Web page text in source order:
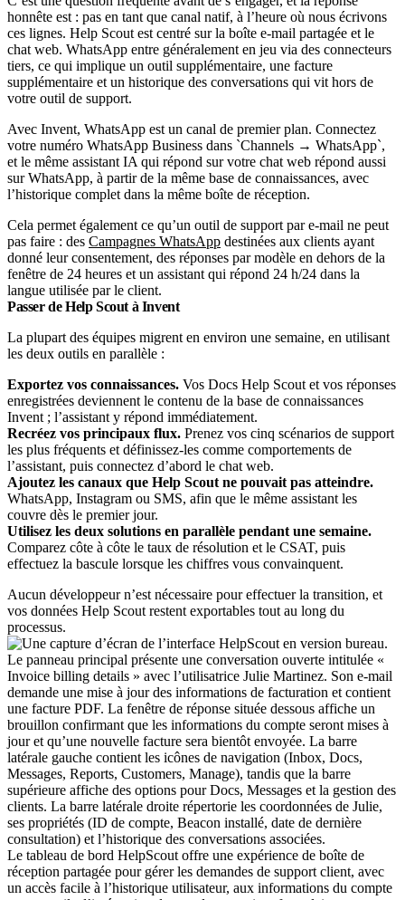
honnête est : pas en tant que canal natif, à l’heure où nous écrivons
ces lignes. Help Scout est centré sur la boîte e-mail partagée et le
chat web. WhatsApp entre généralement en jeu via des connecteurs
tiers, ce qui implique un outil supplémentaire, une facture
supplémentaire et un historique des conversations qui vit hors de
votre outil de support.
Avec Invent, WhatsApp est un canal de premier plan. Connectez
votre numéro WhatsApp Business dans `Channels → WhatsApp`,
et le même assistant IA qui répond sur votre chat web répond aussi
sur WhatsApp, à partir de la même base de connaissances, avec
l’historique complet dans la même boîte de réception.
Cela permet également ce qu’un outil de support par e-mail ne peut
pas faire : des Campagnes WhatsApp destinées aux clients ayant
donné leur consentement, des réponses par modèle en dehors de la
fenêtre de 24 heures et un assistant qui répond 24 h/24 dans la
langue utilisée par le client.
Passer de Help Scout à Invent
La plupart des équipes migrent en environ une semaine, en utilisant
les deux outils en parallèle :
Exportez vos connaissances. Vos Docs Help Scout et vos réponses
enregistrées deviennent le contenu de la base de connaissances
Invent ; l’assistant y répond immédiatement.
Recréez vos principaux flux. Prenez vos cinq scénarios de support
les plus fréquents et définissez-les comme comportements de
l’assistant, puis connectez d’abord le chat web.
Ajoutez les canaux que Help Scout ne pouvait pas atteindre.
WhatsApp, Instagram ou SMS, afin que le même assistant les
couvre dès le premier jour.
Utilisez les deux solutions en parallèle pendant une semaine.
Comparez côte à côte le taux de résolution et le CSAT, puis
effectuez la bascule lorsque les chiffres vous convainquent.
Aucun développeur n’est nécessaire pour effectuer la transition, et
vos données Help Scout restent exportables tout au long du
processus.
Le tableau de bord HelpScout offre une expérience de boîte de
réception partagée pour gérer les demandes de support client, avec
un accès facile à l’historique utilisateur, aux informations du compte